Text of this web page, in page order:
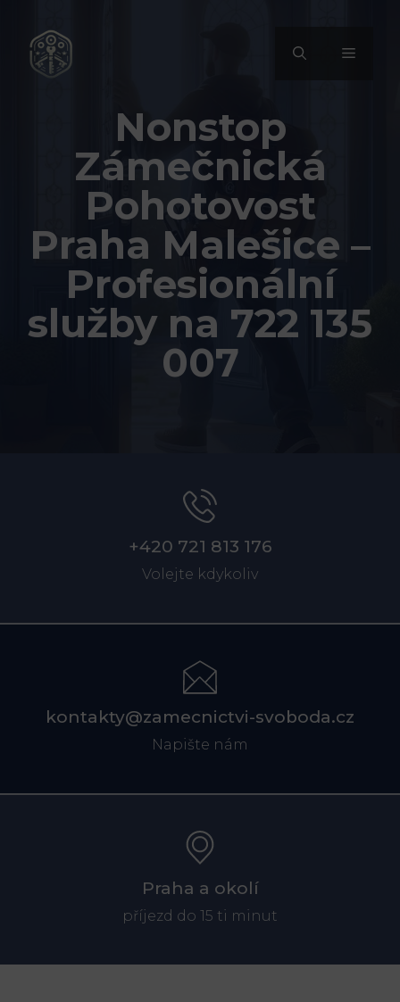
obsah
MENU
Nonstop
Zámečnická
Pohotovost
Praha Malešice –
Profesionální
služby na 722 135
007
+420 721 813 176
Volejte kdykoliv
kontakty@zamecnictvi-svoboda.cz
Napište nám
Praha a okolí
příjezd do 15 ti minut